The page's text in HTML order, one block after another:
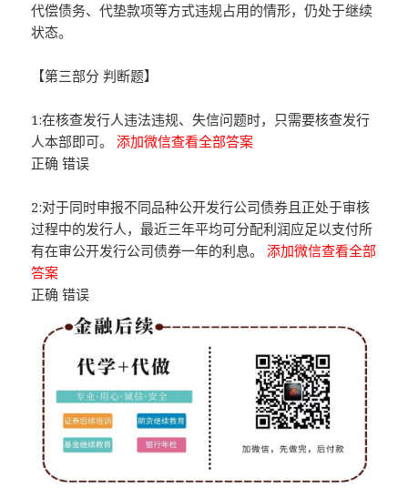
代偿债务、代垫款项等方式违规占用的情形，仍处于继续
状态。
【第三部分 判断题】
1:在核查发行人违法违规、失信问题时，只需要核查发行
人本部即可。添加微信查看全部答案
正确 错误
2:对于同时申报不同品种公开发行公司债券且正处于审核
过程中的发行人，最近三年平均可分配利润应足以支付所
有在审公开发行公司债券一年的利息。添加微信查看全部
答案
正确 错误